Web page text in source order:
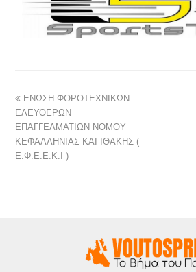
ΕΝΩΣΗ ΦΟΡΟΤΕΧΝΙΚΩΝ
ΕΛΕΥΘΕΡΩΝ
ΕΠΑΓΓΕΛΜΑΤΙΩΝ ΝΟΜΟΥ
ΚΕΦΑΛΛΗΝΙΑΣ ΚΑΙ ΙΘΑΚΗΣ (
Ε.Φ.Ε.Ε.Κ.Ι )